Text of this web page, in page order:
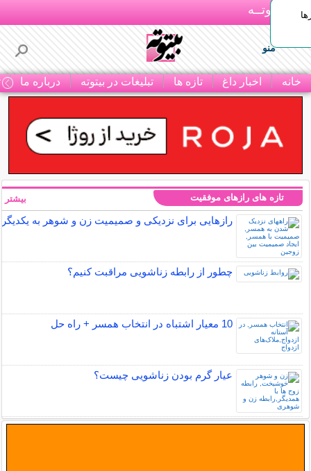
بـیتوتــه
منو
خانه اخبار داغ تازه ها تبلیغات در بیتوته درباره ما
تازه های رازهای موفقیت
رازهایی برای نزدیکی و صمیمیت زن و شوهر به یکدیگر
چطور از رابطه زناشویی مراقبت کنیم؟
10 معیار اشتباه در انتخاب همسر + راه حل
عیار گرم بودن زناشویی چیست؟
بیشتر